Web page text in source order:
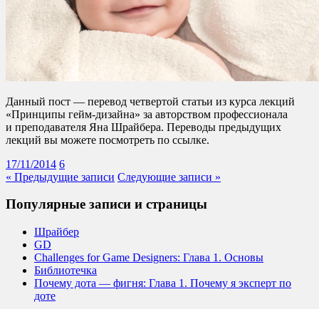
Данный пост — перевод четвертой статьи из курса лекций
«Принципы гейм-дизайна» за авторством профессионала
и преподавателя Яна Шрайбера. Переводы предыдущих
лекций вы можете посмотреть по ссылке.
17/11/2014 6
« Предыдущие записи Следующие записи »
Популярные записи и страницы
Шрайбер
GD
Challenges for Game Designers: Глава 1. Основы
Библиотечка
Почему дота — фигня: Глава 1. Почему я эксперт по
доте